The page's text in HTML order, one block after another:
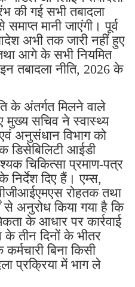
की गई सभी तबादला
मानी जाएंगी। पूर्व
अभी तक जारी नहीं हुए
आगे के सभी नियमित
तबादला नीति, 2026 के
के अंतर्गत मिलने वाले
मुख्य सचिव ने स्वास्थ्य
एवं अनुसंधान विभाग को
डिसेबिलिटी आईडी
चिकित्सा प्रमाण-पत्र
दिए हैं। एम्स,
रोहतक तथा
अनुरोध किया गया है कि
के आधार पर कार्रवाई
तीन दिनों के भीतर
बिना किसी
प्रक्रिया में भाग ले